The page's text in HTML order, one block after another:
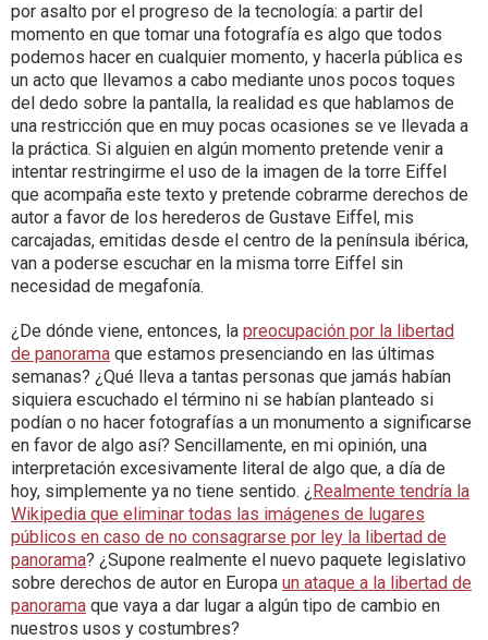
por asalto por el progreso de la tecnología: a partir del
momento en que tomar una fotografía es algo que todos
podemos hacer en cualquier momento, y hacerla pública es
un acto que llevamos a cabo mediante unos pocos toques
del dedo sobre la pantalla, la realidad es que hablamos de
una restricción que en muy pocas ocasiones se ve llevada a
la práctica. Si alguien en algún momento pretende venir a
intentar restringirme el uso de la imagen de la torre Eiffel
que acompaña este texto y pretende cobrarme derechos de
autor a favor de los herederos de Gustave Eiffel, mis
carcajadas, emitidas desde el centro de la península ibérica,
van a poderse escuchar en la misma torre Eiffel sin
necesidad de megafonía.
¿De dónde viene, entonces, la preocupación por la libertad
de panorama que estamos presenciando en las últimas
semanas? ¿Qué lleva a tantas personas que jamás habían
siquiera escuchado el término ni se habían planteado si
podían o no hacer fotografías a un monumento a significarse
en favor de algo así? Sencillamente, en mi opinión, una
interpretación excesivamente literal de algo que, a día de
hoy, simplemente ya no tiene sentido. ¿ Realmente tendría la
Wikipedia que eliminar todas las imágenes de lugares
públicos en caso de no consagrarse por ley la libertad de
panorama? ¿Supone realmente el nuevo paquete legislativo
sobre derechos de autor en Europa un ataque a la libertad de
panorama que vaya a dar lugar a algún tipo de cambio en
nuestros usos y costumbres?